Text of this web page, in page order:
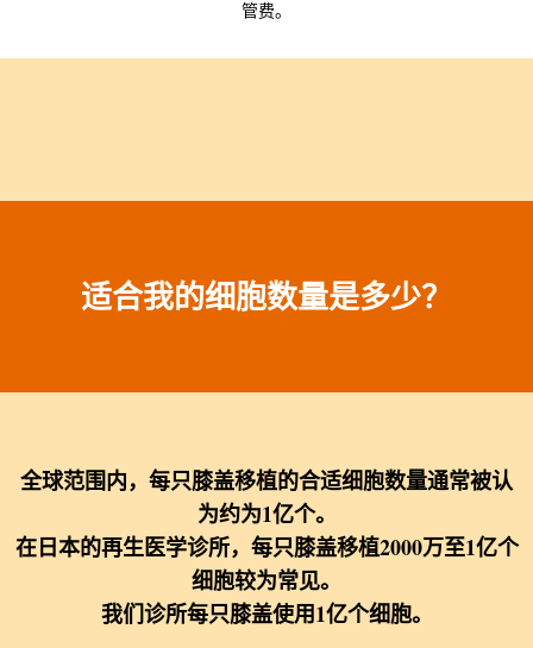
管费。
适合我的细胞数量是多少？
全球范围内，每只膝盖移植的合适细胞数量通常被认
为约为1亿个。
在日本的再生医学诊所，每只膝盖移植2000万至1亿个
细胞较为常见。
我们诊所每只膝盖使用1亿个细胞。